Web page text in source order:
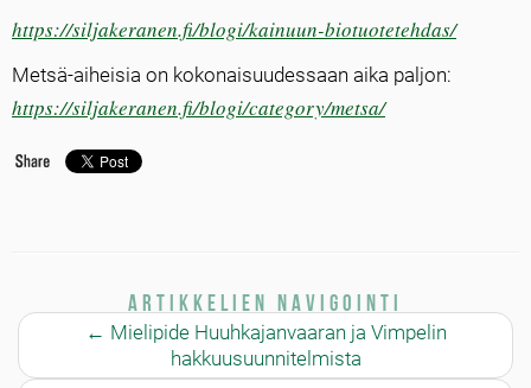
https://siljakeranen.fi/blogi/kainuun-biotuotetehdas/
Metsä-aiheisia on kokonaisuudessaan aika paljon:
https://siljakeranen.fi/blogi/category/metsa/
Artikkelien navigointi
← Mielipide Huuhkajanvaaran ja Vimpelin
hakkuusuunnitelmista